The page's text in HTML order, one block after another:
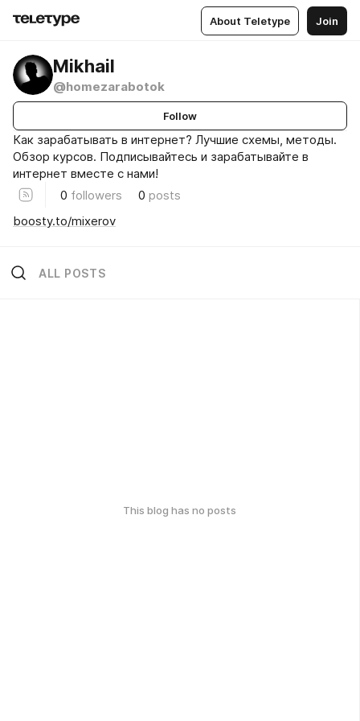
About Teletype Join
Mikhail
@homezarabotok
Follow
Как зарабатывать в интернет? Лучшие схемы, методы.
Обзор курсов. Подписывайтесь и зарабатывайте в
интернет вместе с нами!
0 followers 0 posts
boosty.to/mixerov
ALL POSTS
This blog has no posts